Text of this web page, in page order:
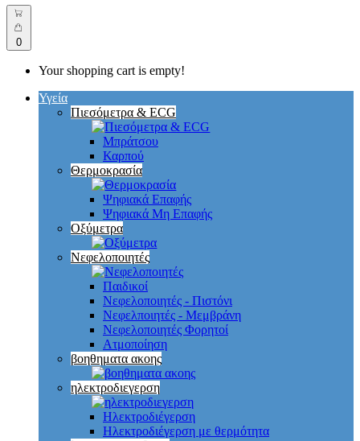
0
Your shopping cart is empty!
Υγεία
Πιεσόμετρα & ECG
Μπράτσου
Καρπού
Θερμοκρασία
Ψηφιακά Επαφής
Ψηφιακά Μη Επαφής
Οξύμετρα
Νεφελοποιητές
Παιδικοί
Νεφελοποιητές - Πιστόνι
Νεφελποιητές - Μεμβράνη
Νεφελοποιητές Φορητοί
Ατμοποίηση
βοηθηματα ακοης
ηλεκτροδιεγερση
Ηλεκτροδιέγερση
Ηλεκτροδιέγερση με θερμότητα